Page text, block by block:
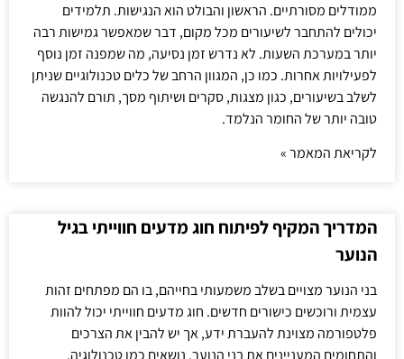
ממודלים מסורתיים. הראשון והבולט הוא הנגישות. תלמידים
יכולים להתחבר לשיעורים מכל מקום, דבר שמאפשר גמישות רבה
יותר במערכת השעות. לא נדרש זמן נסיעה, מה שמפנה זמן נוסף
לפעילויות אחרות. כמו כן, המגוון הרחב של כלים טכנולוגיים שניתן
לשלב בשיעורים, כגון מצגות, סקרים ושיתוף מסך, תורם להנגשה
טובה יותר של החומר הנלמד.
לקריאת המאמר »
המדריך המקיף לפיתוח חוג מדעים חווייתי בגיל
הנוער
בני הנוער מצויים בשלב משמעותי בחייהם, בו הם מפתחים זהות
עצמית ורוכשים כישורים חדשים. חוג מדעים חווייתי יכול להוות
פלטפורמה מצוינת להעברת ידע, אך יש להבין את הצרכים
והתחומים המעניינים את בני הנוער. נושאים כמו טכנולוגיה,